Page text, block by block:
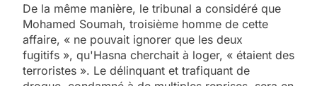
De la même manière, le tribunal a considéré que
Mohamed Soumah, troisième homme de cette
affaire, « ne pouvait ignorer que les deux
fugitifs », qu'Hasna cherchait à loger, « étaient des
terroristes ». Le délinquant et trafiquant de